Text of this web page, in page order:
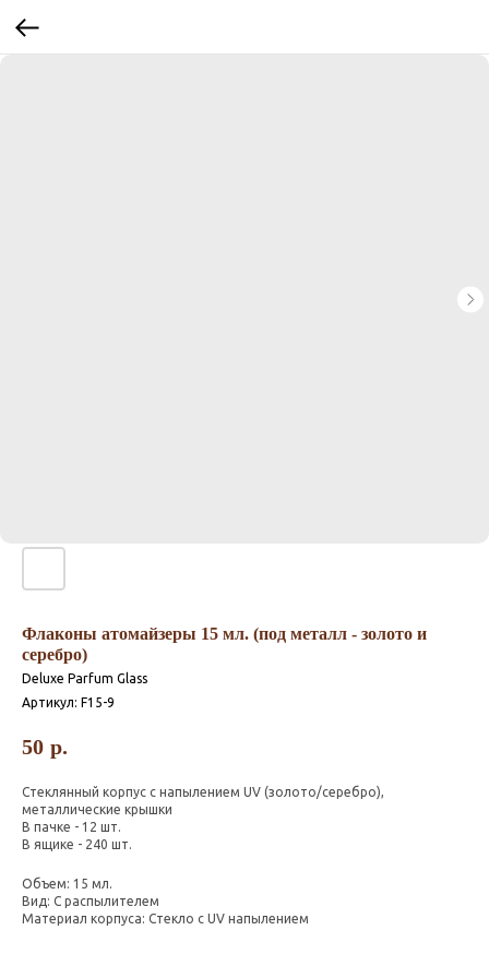
Флаконы атомайзеры 15 мл. (под металл - золото и
серебро)
Deluxe Parfum Glass
Артикул: F15-9
50 р.
Стеклянный корпус с напылением UV (золото/серебро),
металлические крышки
В пачке - 12 шт.
В ящике - 240 шт.
Объем: 15 мл.
Вид: С распылителем
Материал корпуса: Стекло с UV напылением